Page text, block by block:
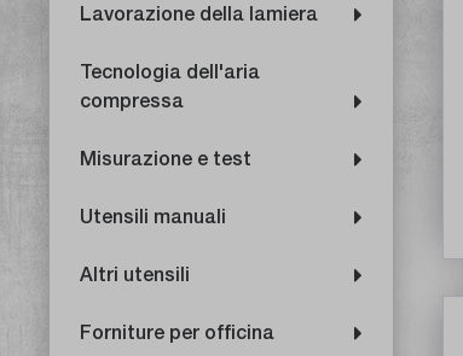
Lavorazione della lamiera
Tecnologia dell'aria
compressa
Misurazione e test
Utensili manuali
Altri utensili
Forniture per officina